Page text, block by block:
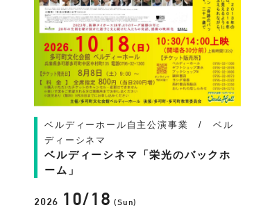
ベルディーホール自主公演事業 / ベル
ディーシネマ
ベルディーシネマ「栄光のバックホ
ーム」
2026 10/18 (Sun)